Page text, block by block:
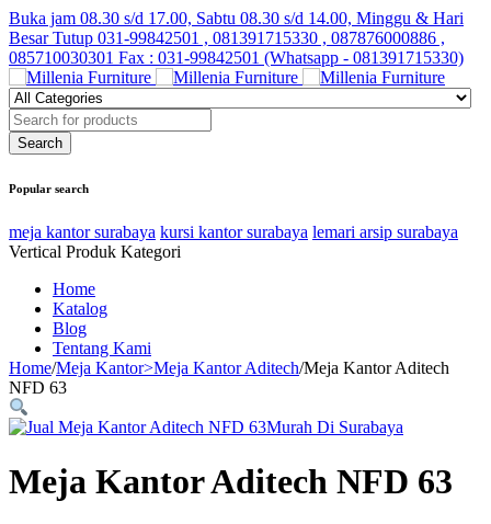
Buka jam 08.30 s/d 17.00, Sabtu 08.30 s/d 14.00, Minggu & Hari
Besar Tutup 031-99842501 , 081391715330 , 087876000886 ,
085710030301 Fax : 031-99842501 (Whatsapp - 081391715330)
Popular search
meja kantor surabaya kursi kantor surabaya lemari arsip surabaya
Vertical Produk Kategori
Home
Katalog
Blog
Tentang Kami
Home/Meja Kantor>Meja Kantor Aditech/Meja Kantor Aditech
NFD 63
Meja Kantor Aditech NFD 63